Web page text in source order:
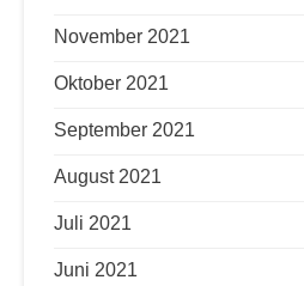
November 2021
Oktober 2021
September 2021
August 2021
Juli 2021
Juni 2021